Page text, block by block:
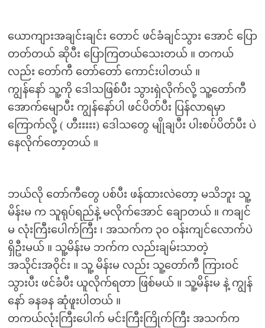
ယောကျားအချင်းချင်း တောင် ဖင်ခံချင်သွား အောင် ပြော
တတ်တယ် ဆိုပီး ပြောကြတယ်သေးတယ် ။ တကယ်
လည်း တော်ကီ တော်တော် ကောင်းပါတယ် ။
ကျွန်နော် သူ့ကို ဒေါသဖြစ်ပီး သွားရှဲလိုက်လို့ သူ့တော်ကီ
အောက်မျောပီး ကျွန်နော်ပါ ဖင်ပိတ်ပီး ပြန်လာရမှာ
ကြောက်လို့ ( ဟီးးးးး) ဒေါသတွေ မျိုချပီး ပါးစပ်ပိတ်ပီး ပဲ
နေလိုက်တော့တယ် ။
ဘယ်လို တော်ကီတွေ ပစ်ပီး ဖန်ထားလဲတော့ မသိဘူး သူ့
မိန်းမ က သူရုပ်ရည်နဲ့ မလိုက်အောင် ချောတယ် ။ ကချင်
မ လုံးကြီးပေါက်ကြီး ၊ အသက်က ၃၀ ဝန်းကျင်လောက်ပဲ
ရှိဦးမယ် ။ သူ့မိန်းမ ဘက်က လည်းချမ်းသာတဲ့
အသိုင်းအဝိုင်း ။ သူ့ မိန်းမ လည်း သူ့တော်ကီ ကြားဝင်
သွားပီး ဖင်ခံပီး ယူလိုက်ရတာ ဖြစ်မယ် ။ သူ့မိန်းမ နဲ့ ကျွန်
နော် ခနခန ဆုံဖူးပါတယ် ။
တကယ်လုံးကြီးပေါက် မင်းကြီးကြိုက်ကြီး အသက်က